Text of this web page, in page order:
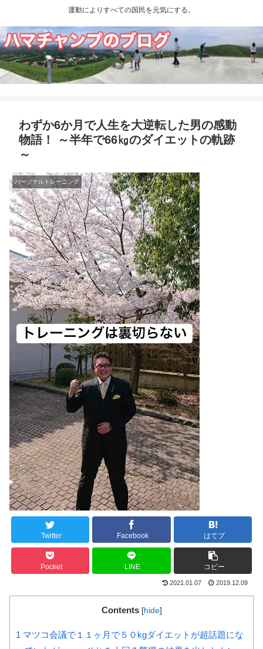
運動によりすべての国民を元気にする。
わずか6か月で人生を大逆転した男の感動
物語！ ～半年で66㎏のダイエットの軌跡
～
パーソナルトレーニング
Twitter Facebook はてブ
Pocket LINE コピー
2021.01.07 2019.12.09
Contents [hide]
1 マツコ会議で１１ヶ月で５０kgダイエットが超話題にな